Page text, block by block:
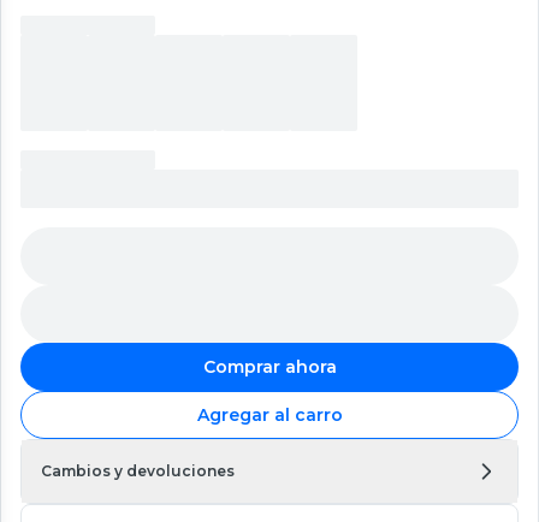
Comprar ahora
Agregar al carro
Cambios y devoluciones